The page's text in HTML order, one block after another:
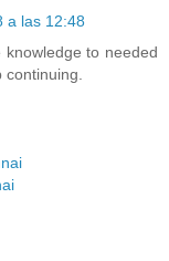
a las 12:48
to needed